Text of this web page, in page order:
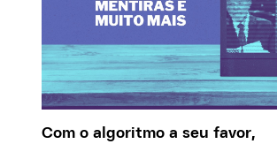
Com o algoritmo a seu favor,